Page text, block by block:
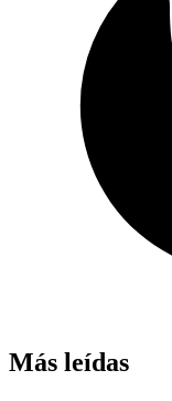
Más leídas